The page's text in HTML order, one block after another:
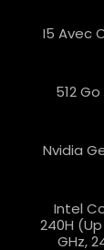
I5 Avec
512 Go
Nvidia
Intel
240H
GHz,